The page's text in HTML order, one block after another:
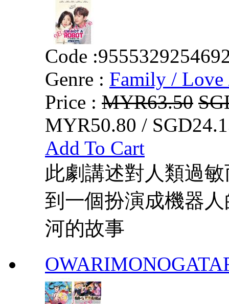
Code :
Genre : Family / Love
Price : MYR63.50
MYR50.80 /
Add To Cart
此劇講述對人類過
到一個扮演成機器
河的故事